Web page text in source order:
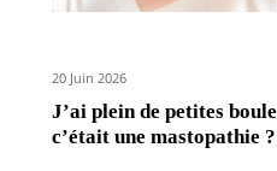
20 Juin 2026
J’ai plein de petites
c’était une mastopathie ?